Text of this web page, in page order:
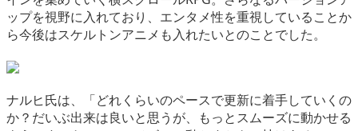
ップを視野に入れており、エンタメ性を重視していることか
ら今後はスケルトンアニメも入れたいとのことでした。
ナルヒ氏は、「どれくらいのペースで更新に着手していくの
か？だいぶ出来は良いと思うが、もっとスムーズに動かせる